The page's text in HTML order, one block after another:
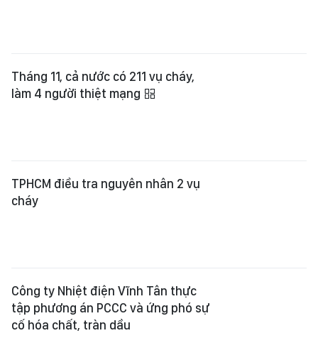
Tháng 11, cả nước có 211 vụ cháy,
làm 4 người thiệt mạng
TPHCM điều tra nguyên nhân 2 vụ
cháy
Công ty Nhiệt điện Vĩnh Tân thực
tập phương án PCCC và ứng phó sự
cố hóa chất, tràn dầu